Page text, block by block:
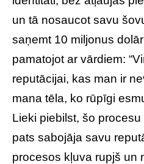
un tā nosaucot savu
saņemt 10 miljonus
pamatojot ar vārdiem:
reputācijai, kas man ir
mana tēla, ko rūpīgi
Lieki piebilst, šo
pats sabojāja savu
procesos kļuva rupjš un